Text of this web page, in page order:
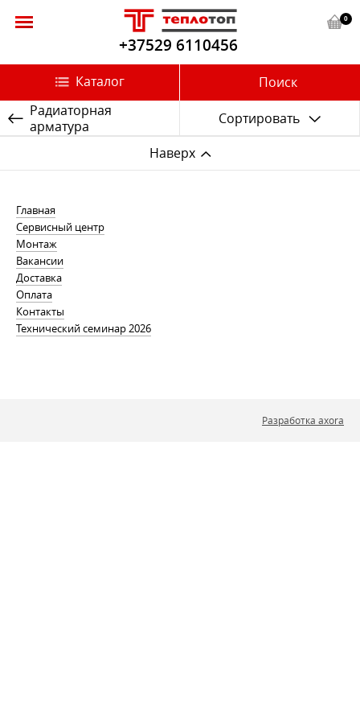
+37529 6110456
Поиск
0
Каталог
Радиаторная
арматура
Сортировать
Наверх
Главная
Сервисный центр
Монтаж
Вакансии
Доставка
Оплата
Контакты
Технический семинар 2026
Разработка axora